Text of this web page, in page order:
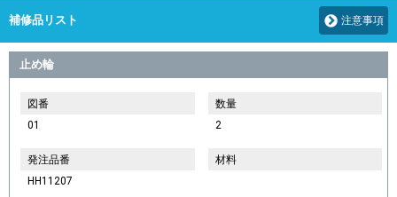
補修品リスト 注意事項
止め輪
図番
01
数量
2
発注品番
HH11207
材料